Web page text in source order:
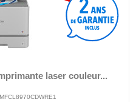
laser couleur...